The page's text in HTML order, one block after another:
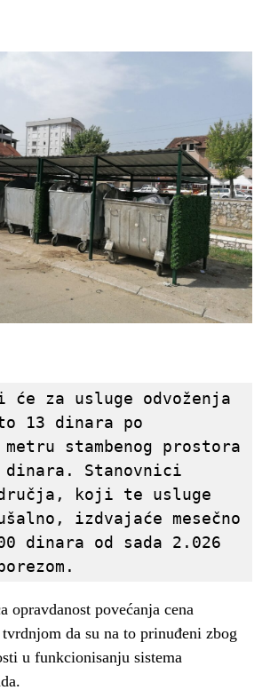
će za usluge odvoženja
13 dinara po
metru stambenog prostora
Stanovnici
koji te usluge
izdvajaće mesečno
dinara od sada 2.026
opravdanost povećanja cena
tvrdnjom da su na to prinuđeni zbog
u funkcionisanju sistema